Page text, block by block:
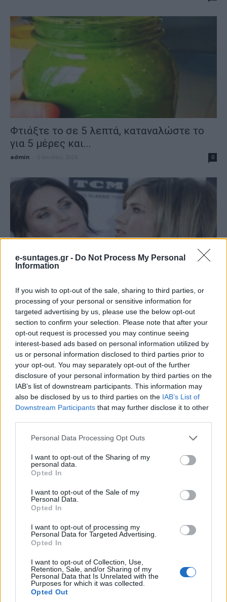
e-suntages.gr - Do Not Process My Personal
Information
If you wish to opt-out of the sale, sharing to third parties, or
processing of your personal or sensitive information for
targeted advertising by us, please use the below opt-out
section to confirm your selection. Please note that after your
opt-out request is processed you may continue seeing
interest-based ads based on personal information utilized by
us or personal information disclosed to third parties prior to
your opt-out. You may separately opt-out of the further
disclosure of your personal information by third parties on the
IAB’s list of downstream participants. This information may
also be disclosed by us to third parties on the IAB’s List of
Downstream Participants that may further disclose it to other
Please note that this website/app uses one or more Google
not limited to your visit or usage behaviour. You may click to
grant or deny consent to Google and its third-party tags to
use your data for below specified purposes in below Google
consent section.
Personal Data Processing Opt Outs
I want to opt-out of the Sharing of my
personal data.
Opted In
I want to opt-out of the Sale of my
Personal Data.
Opted In
I want to opt-out of processing my
Personal Data for Targeted Advertising.
Opted In
I want to opt-out of Collection, Use,
Retention, Sale, and/or Sharing of my
Personal Data that Is Unrelated with the
Purposes for which it was collected.
Opted Out
Φτιάξτε το σε 5 λεπτά, καταναλώστε το
για 5 μέρες και...
admin 0
Έτσι θα μείνετε… fit μετά τα 50: Η δίαιτα
για να...
admin 4 Ιουνίου, 2026
Συνδύασε γιαούρτι με ξύδι και έσωσε τα
πόδια της από κάτι...